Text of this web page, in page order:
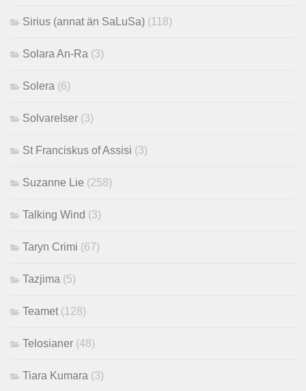
Sirius (annat än SaLuSa) (118)
Solara An-Ra (3)
Solera (6)
Solvarelser (3)
St Franciskus of Assisi (3)
Suzanne Lie (258)
Talking Wind (3)
Taryn Crimi (67)
Tazjima (5)
Teamet (128)
Telosianer (48)
Tiara Kumara (3)